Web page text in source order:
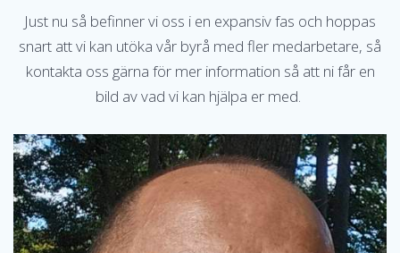
Just nu så befinner vi oss i en expansiv fas och hoppas
snart att vi kan utöka vår byrå med fler medarbetare, så
kontakta oss gärna för mer information så att ni får en
bild av vad vi kan hjälpa er med.